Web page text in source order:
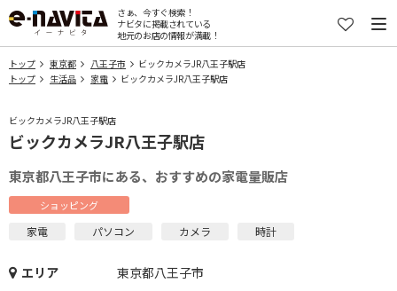
さぁ、今すぐ検索！
ナビタに掲載されている
地元のお店の情報が満載！
トップ 東京都 八王子市
ビックカメラJR八王子駅店
トップ
生活品 家電 ビックカメラJR八王子駅店
ビックカメラJR八王子駅店
ビックカメラJR八王子駅店
東京都八王子市にある、おすすめの家電量販店
ショッピング
家電 パソコン カメラ 時計
エリア
東京都八王子市